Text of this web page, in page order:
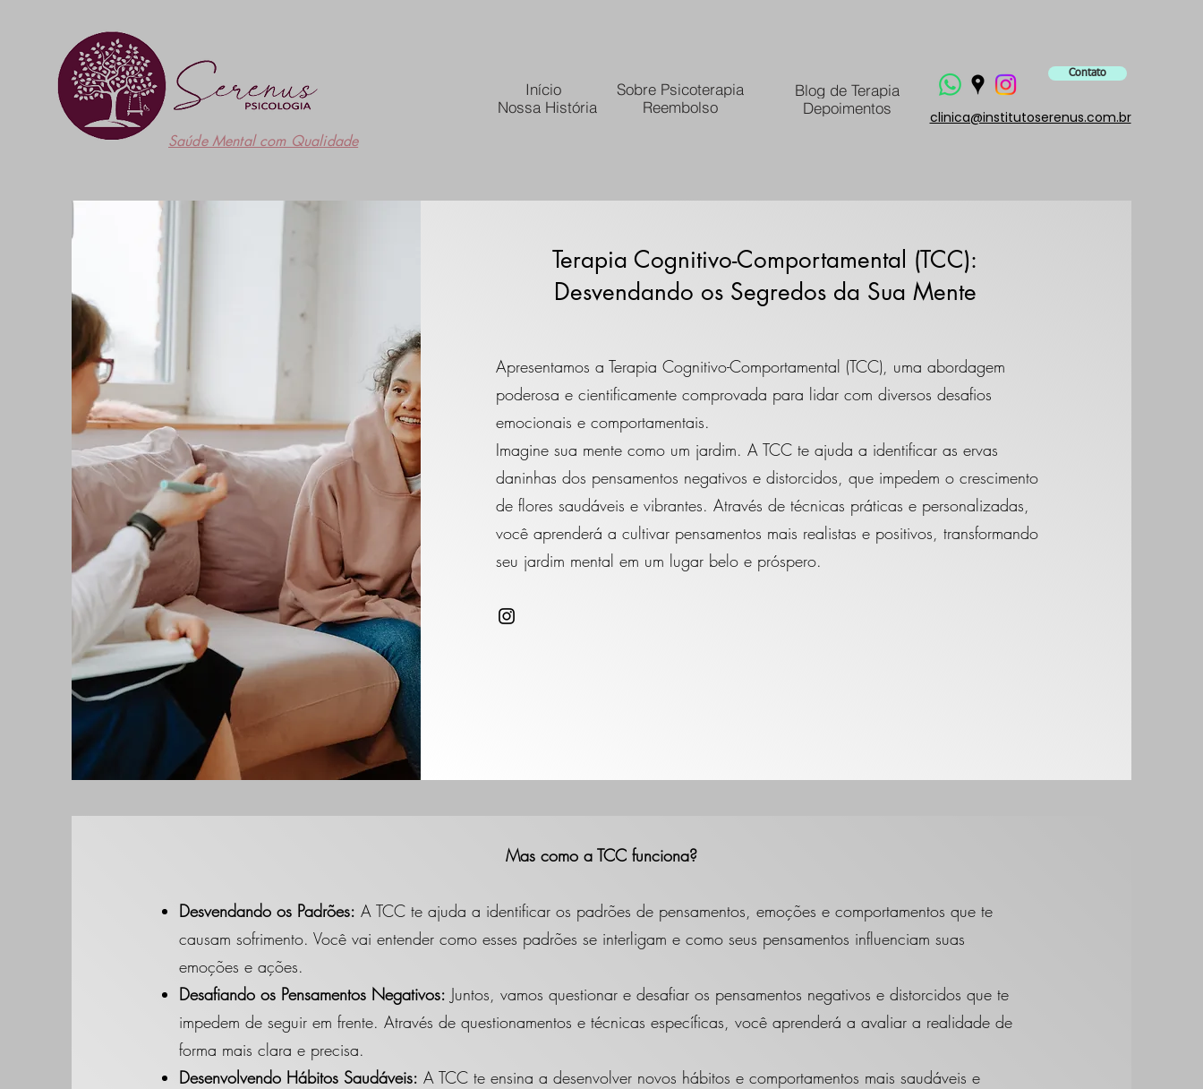
Saúde Mental com Qualidade
Início
Sobre Psicoterapia
Reembolso
Nossa História
Blog de Terapia
Depoimentos
Contato
clinica@institutoserenus.com.br
Terapia Cognitivo-Comportamental (TCC):
Desvendando os Segredos da Sua Mente
Apresentamos a Terapia Cognitivo-Comportamental (TCC), uma abordagem
poderosa e cientificamente comprovada para lidar com diversos desafios
emocionais e comportamentais.
Imagine sua mente como um jardim. A TCC te ajuda a identificar as ervas
daninhas dos pensamentos negativos e distorcidos, que impedem o crescimento
de flores saudáveis e vibrantes. Através de técnicas práticas e personalizadas,
você aprenderá a cultivar pensamentos mais realistas e positivos, transformando
seu jardim mental em um lugar belo e próspero.
Mas como a TCC funciona?
Desvendando os Padrões: A TCC te ajuda a identificar os padrões de pensamentos, emoções e comportamentos que te
causam sofrimento. Você vai entender como esses padrões se interligam e como seus pensamentos influenciam suas
emoções e ações.
Desafiando os Pensamentos Negativos: Juntos, vamos questionar e desafiar os pensamentos negativos e distorcidos que te
impedem de seguir em frente. Através de questionamentos e técnicas específicas, você aprenderá a avaliar a realidade de
forma mais clara e precisa.
Desenvolvendo Hábitos Saudáveis: A TCC te ensina a desenvolver novos hábitos e comportamentos mais saudáveis e